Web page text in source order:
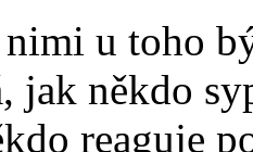
u toho
jak někdo
reaguje